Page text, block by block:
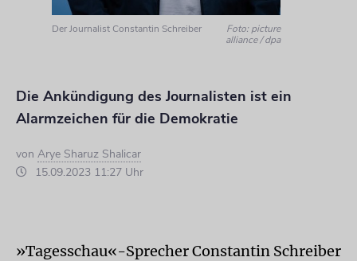
Der Journalist Constantin Schreiber
Foto: picture
alliance / dpa
Die Ankündigung des Journalisten ist ein
Alarmzeichen für die Demokratie
von Arye Sharuz Shalicar
15.09.2023 11:27 Uhr
»Tagesschau«-Sprecher Constantin Schreiber